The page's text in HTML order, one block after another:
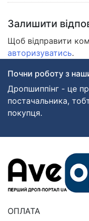
Залишити
Щоб відправити
авторизуватись.
Почни роботу з
Дропшиппінг - це
постачальника,
покупця.
ОПЛАТА